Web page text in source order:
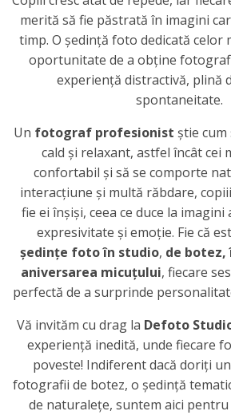
merită să fie păstrată în imagini
timp. O ședință foto dedicată celor
oportunitate de a obține
experiență distractivă, plină
spontaneitate.
Un fotograf profesionist știe cum
cald și relaxant, astfel încât cei
confortabil și să se comporte
interacțiune și multă răbdare,
fie ei înșiși, ceea ce duce la
expresivitate și emoție. Fie că
ședințe foto în studio, de botez,
aniversarea micuțului, fiecare
perfectă de a surprinde
Vă invităm cu drag la Defoto
experiență inedită, unde fiecare
poveste! Indiferent dacă doriți
fotografii de botez, o ședință
de naturalețe, suntem aici